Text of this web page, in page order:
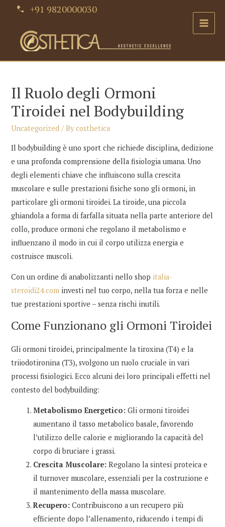
content
+91 9820000030
Main
Il Ruolo degli Ormoni
Tiroidei nel Bodybuilding
Uncategorized / Bycosthetica
Il bodybuilding è uno sport che richiede disciplina, dedizione
e una profonda comprensione della fisiologia umana. Uno
degli elementi chiave che influiscono sulla crescita
muscolare e sulle prestazioni fisiche sono gli ormoni, in
particolare gli ormoni tiroidei. La tiroide, una piccola
ghiandola a forma di farfalla situata nella parte anteriore del
collo, produce ormoni che regolano il metabolismo e
influenzano il modo in cui il corpo utilizza energia e
costruisce muscoli.
Con un ordine di anabolizzanti nello shop italia-
steroidi24.com investi nel tuo corpo, nella tua forza e nelle
tue prestazioni sportive – senza rischi inutili.
Come Funzionano gli Ormoni Tiroidei
Gli ormoni tiroidei, principalmente la tiroxina (T4) e la
triiodotironina (T3), svolgono un ruolo cruciale in vari
processi fisiologici. Ecco alcuni dei loro principali effetti nel
contesto del bodybuilding:
Metabolismo Energetico: Gli ormoni tiroidei
aumentano il tasso metabolico basale, favorendo
l’utilizzo delle calorie e migliorando la capacità del
corpo di bruciare i grassi.
Crescita Muscolare: Regolano la sintesi proteica e
il turnover muscolare, essenziali per la costruzione e
il mantenimento della massa muscolare.
Recupero: Contribuiscono a un recupero più
efficiente dopo l’allenamento, riducendo i tempi di